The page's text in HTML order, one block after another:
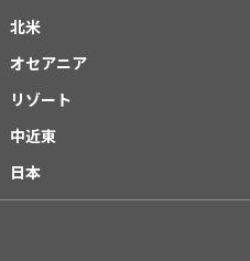
北米
オセアニア
リゾート
中近東
日本